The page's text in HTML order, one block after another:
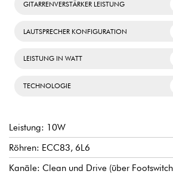
GITARRENVERSTÄRKER LEISTUNG
LAUTSPRECHER KONFIGURATION
LEISTUNG IN WATT
TECHNOLOGIE
Leistung: 10W
Röhren: ECC83, 6L6
Kanäle: Clean und Drive (über